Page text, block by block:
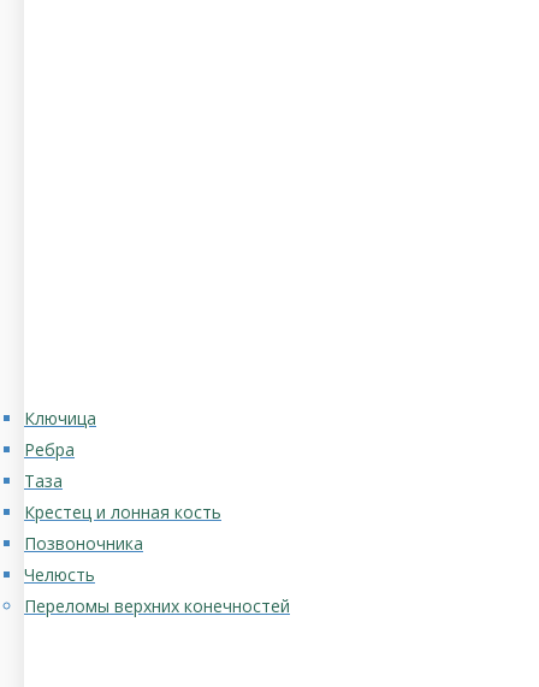
Ключица
Ребра
Таза
Крестец и лонная кость
Позвоночника
Челюсть
Переломы верхних конечностей